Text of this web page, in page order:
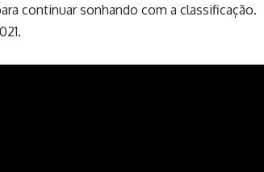
continuar sonhando com a classificação.